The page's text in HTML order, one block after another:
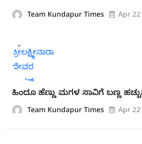
Team Kundapur Times Apr 22
ಹಿಂದೂ ಹೆಣ್ಣು ಮಗಳ ಸಾವಿಗೆ ಬಣ್ಣ
Team Kundapur Times Apr 22